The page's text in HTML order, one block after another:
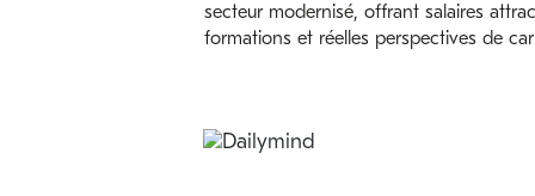
secteur modernisé, offrant salaires
formations et réelles perspectives de